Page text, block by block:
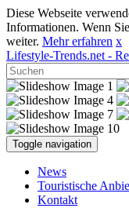
Diese Webseite
Informationen. Wenn
weiter. Mehr erfahren x
Lifestyle-Trends.net -
Toggle navigation
News
Touristische
Kontakt